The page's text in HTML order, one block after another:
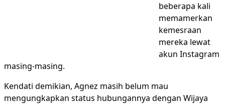
beberapa kali
memamerkan
kemesraan
mereka lewat
akun Instagram
masing-masing.
Kendati demikian, Agnez masih belum mau
mengungkapkan status hubungannya dengan Wijaya